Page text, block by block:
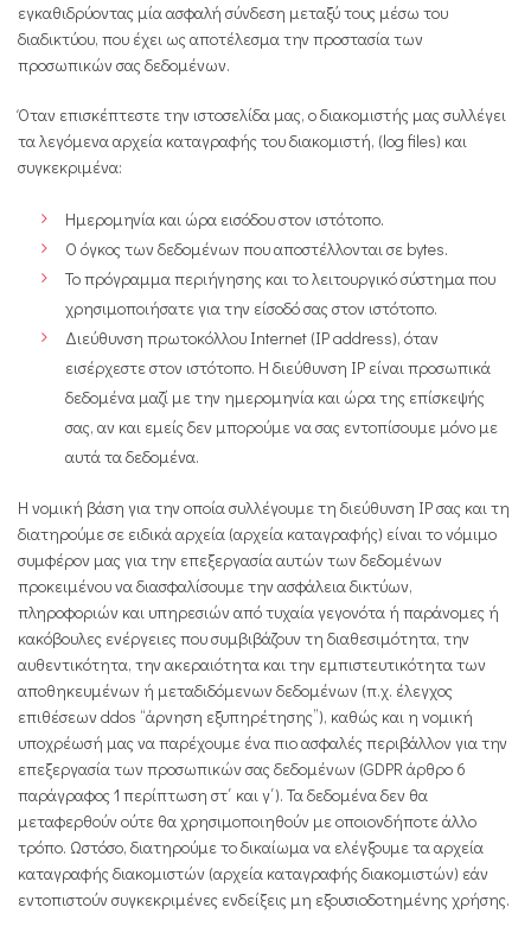
εγκαθιδρύοντας μία ασφαλή σύνδεση μεταξύ τους μέσω του
διαδικτύου, που έχει ως αποτέλεσμα την προστασία των
προσωπικών σας δεδομένων.
Όταν επισκέπτεστε την ιστοσελίδα μας, ο διακομιστής μας συλλέγει
τα λεγόμενα αρχεία καταγραφής του διακομιστή, (log files) και
συγκεκριμένα:
Ημερομηνία και ώρα εισόδου στον ιστότοπο.
Ο όγκος των δεδομένων που αποστέλλονται σε bytes.
Το πρόγραμμα περιήγησης και το λειτουργικό σύστημα που
χρησιμοποιήσατε για την είσοδό σας στον ιστότοπο.
Διεύθυνση πρωτοκόλλου Internet (IP address), όταν
εισέρχεστε στον ιστότοπο. Η διεύθυνση IP είναι προσωπικά
δεδομένα μαζί με την ημερομηνία και ώρα της επίσκεψής
σας, αν και εμείς δεν μπορούμε να σας εντοπίσουμε μόνο με
αυτά τα δεδομένα.
Η νομική βάση για την οποία συλλέγουμε τη διεύθυνση IP σας και τη
διατηρούμε σε ειδικά αρχεία (αρχεία καταγραφής) είναι το νόμιμο
συμφέρον μας για την επεξεργασία αυτών των δεδομένων
προκειμένου να διασφαλίσουμε την ασφάλεια δικτύων,
πληροφοριών και υπηρεσιών από τυχαία γεγονότα ή παράνομες ή
κακόβουλες ενέργειες που συμβιβάζουν τη διαθεσιμότητα, την
αυθεντικότητα, την ακεραιότητα και την εμπιστευτικότητα των
αποθηκευμένων ή μεταδιδόμενων δεδομένων (π.χ. έλεγχος
επιθέσεων ddos “άρνηση εξυπηρέτησης”), καθώς και η νομική
υποχρέωσή μας να παρέχουμε ένα πιο ασφαλές περιβάλλον για την
επεξεργασία των προσωπικών σας δεδομένων (GDPR άρθρο 6
παράγραφος 1 περίπτωση στ΄ και γ΄). Τα δεδομένα δεν θα
μεταφερθούν ούτε θα χρησιμοποιηθούν με οποιονδήποτε άλλο
τρόπο. Ωστόσο, διατηρούμε το δικαίωμα να ελέγξουμε τα αρχεία
καταγραφής διακομιστών (αρχεία καταγραφής διακομιστών) εάν
εντοπιστούν συγκεκριμένες ενδείξεις μη εξουσιοδοτημένης χρήσης.